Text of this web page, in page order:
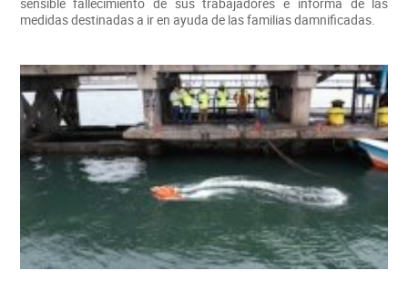
medidas destinadas a ir en ayuda de las familias damnificadas.